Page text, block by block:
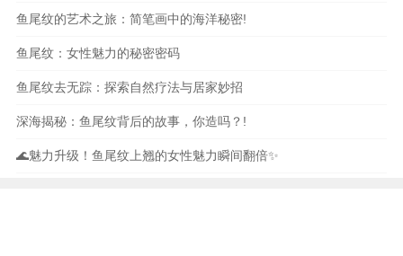
鱼尾纹的艺术之旅：简笔画中的海洋秘密!
鱼尾纹：女性魅力的秘密密码
鱼尾纹去无踪：探索自然疗法与居家妙招
深海揭秘：鱼尾纹背后的故事，你造吗？!
🌊魅力升级！鱼尾纹上翘的女性魅力瞬间翻倍✨